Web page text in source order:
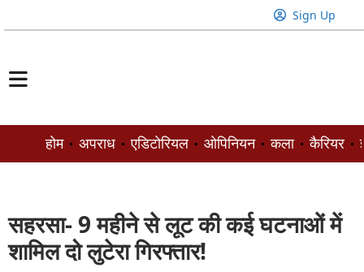
Sign Up
होम अपराध एडिटोरियल ओपिनियन कला कैरियर
सहरसा- 9 महीने से लूट की कई घटनाओं में
शामिल दो लुटेरा गिरफ्तार!